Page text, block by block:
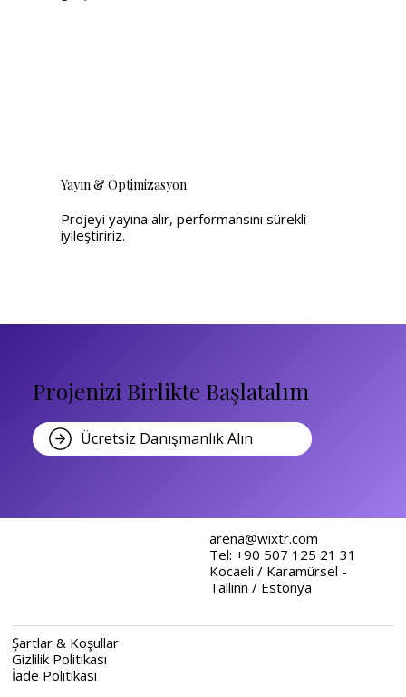
Yayın & Optimizasyon
Projeyi yayına alır, performansını sürekli
iyileştiririz.
Projenizi Birlikte Başlatalım
Ücretsiz Danışmanlık Alın
arena@wixtr.com
Tel: +90 507 125 21 31
Kocaeli / Karamürsel -
Tallinn / Estonya
Şartlar & Koşullar
Gizlilik Politikası
İade Politikası